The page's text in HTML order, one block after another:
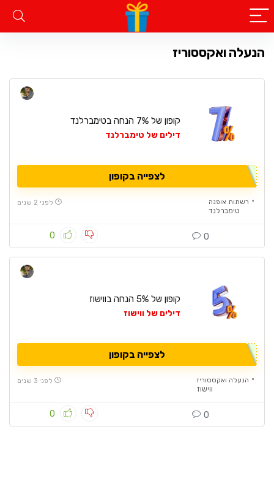
הנעלה ואקססוריז
קופון של 7% הנחה בטימברלנד
דילים של טימברלנד
לצפייה בקופון
רשתות אופנה
טימברלנד
לפני 2 שנים
0 0
קופון של 5% הנחה בווישוז
דילים של ווישוז
לצפייה בקופון
הנעלה ואקססוריז
ווישוז
לפני 3 שנים
0 0